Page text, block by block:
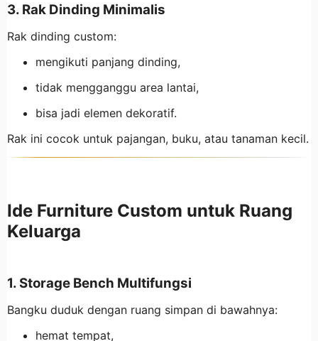
3. Rak Dinding Minimalis
Rak dinding custom:
mengikuti panjang dinding,
tidak mengganggu area lantai,
bisa jadi elemen dekoratif.
Rak ini cocok untuk pajangan, buku, atau tanaman kecil.
Ide Furniture Custom untuk Ruang
Keluarga
1. Storage Bench Multifungsi
Bangku duduk dengan ruang simpan di bawahnya:
hemat tempat,